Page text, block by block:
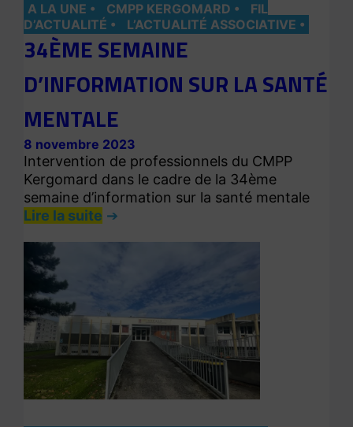
A LA UNE CMPP KERGOMARD
FIL
D’ACTUALITÉ
L’ACTUALITÉ ASSOCIATIVE
34ÈME SEMAINE
D’INFORMATION SUR LA SANTÉ
MENTALE
8 novembre 2023
Intervention de professionnels du CMPP
Kergomard dans le cadre de la 34ème
semaine d’information sur la santé mentale
Lire la suite